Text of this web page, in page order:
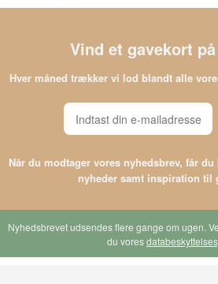
Vind et gavekort
Hver måned trækker vi lod blandt alle
Når du modtager vores nyhedsbrev, får
nyheder samt inspiration til
Nyhedsbrevet udsendes flere gange om ugen.
du vores